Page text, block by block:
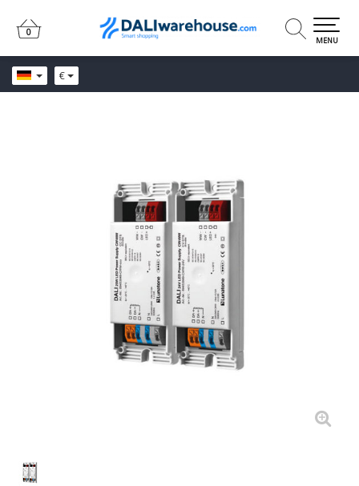
€
0
0
MENU